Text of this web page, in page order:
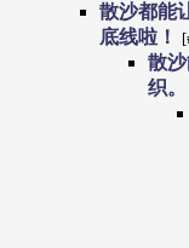
散沙都能
底线啦！
散
织。